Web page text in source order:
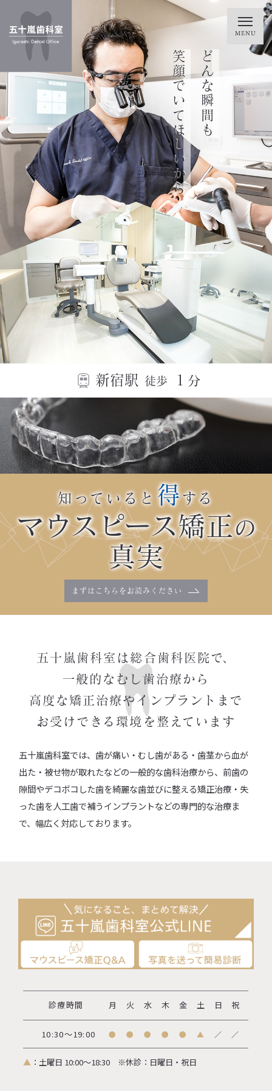
一生涯、お口の
トラブルに悩まず
笑って過ごせるように
新宿駅 徒歩 １ 分
知っていると 得する
マウスピース矯正の
真実
まずはこちらを お読みください
五十嵐歯科室は総合歯科医院で、
一般的なむし歯治療から
高度な矯正治療やインプラントまで
お受けできる環境を整えています
五十嵐歯科室では、歯が痛い・むし歯がある・歯茎から血が
出た・被せ物が取れたなどの一般的な歯科治療から、前歯の
隙間やデコボコした歯を綺麗な歯並びに整える矯正治療・失
った歯を人工歯で補うインプラントなどの専門的な治療ま
で、幅広く対応しております。
診療時間 月 火 水 木 金 土 日 祝
10:30～19:00 ● ● ● ● ● ▲ ／ ／
▲ ：土曜日 10:00～18:30 ※休診：日曜日・祝日